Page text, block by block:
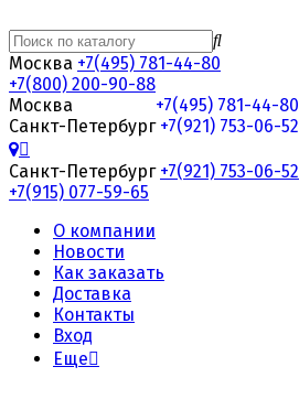
Москва +7(495) 781-44-80
+7(800) 200-90-88
Москва
+7(495) 781-44-80
Санкт-Петербург +7(921) 753-06-52
Санкт-Петербург +7(921) 753-06-52
+7(915) 077-59-65
О компании
Новости
Как заказать
Доставка
Контакты
Вход
Еще